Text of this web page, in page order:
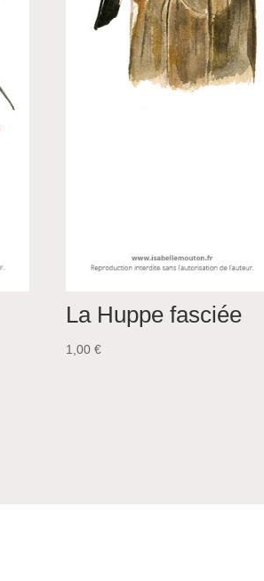
La Huppe fasciée
1,00€